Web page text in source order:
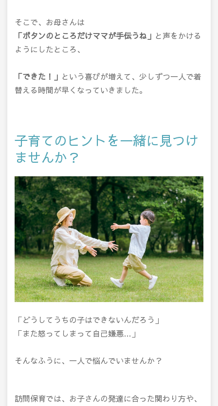
そこで、お母さんは
「ボタンのところだけママが手伝うね」 と声をかける
ようにしたところ、
「できた！」 という喜びが増えて、少しずつ一人で着
替える時間が早くなっていきました。
子育てのヒントを一緒に見つけ
ませんか？
「どうしてうちの子はできないんだろう」
「また怒ってしまって自己嫌悪…」
そんなふうに、一人で悩んでいませんか？
訪問保育では、お子さんの発達に合った関わり方や、